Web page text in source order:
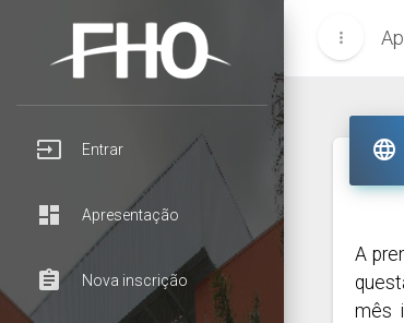
input Entrar
dashboard Apresentação
assignment Nova inscrição
more_vert

A
mês